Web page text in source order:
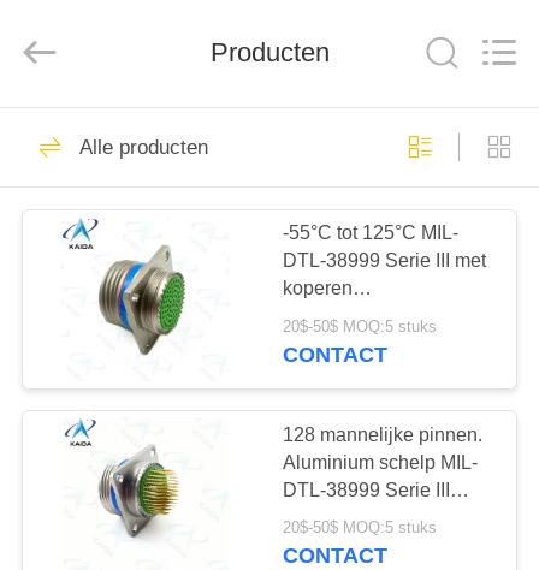
THUIS
PRODUCTEN
FABRIEKSTOCHT
KWALITEITSCONTROLE
NIEUWS
2026
KAIDA
All
Reserved.
Voor de toepassing
van deze
verordening geldt de
volgende
bepalingen:
163
MIL-DTL-26482
Serie
70
Producten
Alle producten
-55°C tot 125°C MIL-
DTL-38999 Serie III met
koperen
contactmateriaal
D38999/20FG35PE.79
20$-50$ MOQ:5 stuks
CONTACT
128 mannelijke pinnen.
Aluminium schelp MIL-
DTL-38999 Serie III
Uitstekende kwaliteit;
Elektroless Nickel
20$-50$ MOQ:5 stuks
CONTACT